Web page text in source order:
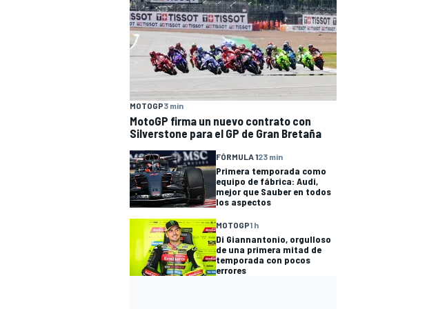
MOTOGP3 min
MotoGP firma un nuevo contrato con
Silverstone para el GP de Gran Bretaña
FÓRMULA 123 min
Primera temporada como
equipo de fábrica: Audi,
mejor que Sauber en todos
los aspectos
MOTOGP1 h
Di Giannantonio, orgulloso
de una primera mitad de
temporada con pocos
errores